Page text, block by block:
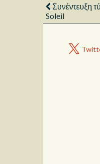
Συνέντευξη
Soleil